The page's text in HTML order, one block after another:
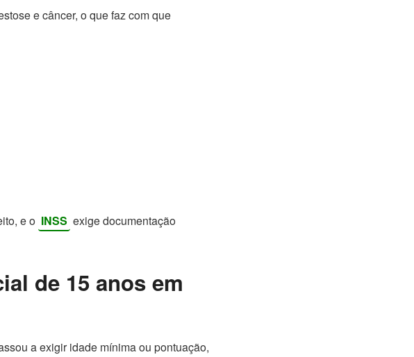
e câncer, o que faz com que
e o INSS exige documentação
de 15 anos em
a exigir idade mínima ou pontuação,